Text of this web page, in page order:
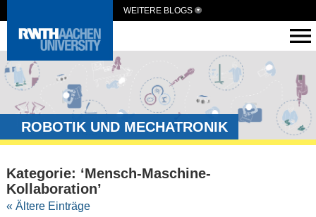
WEITERE BLOGS
ROBOTIK UND MECHATRONIK
Kategorie: ‘Mensch-Maschine-
Kollaboration’
« Ältere Einträge